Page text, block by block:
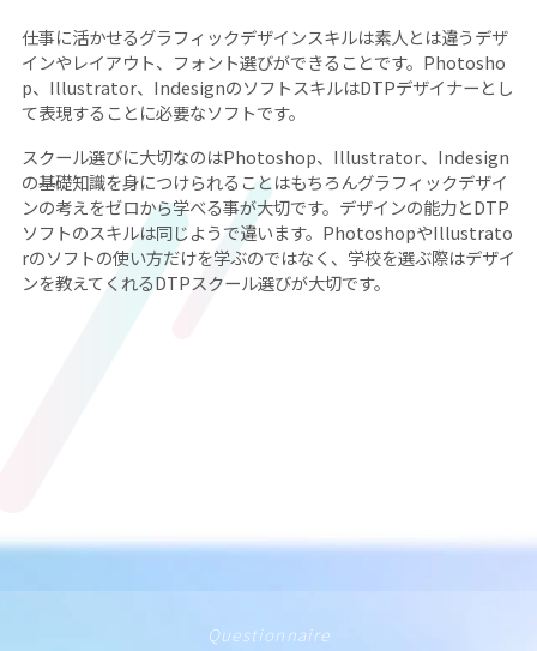
仕事に活かせるグラフィックデザインスキルは素人とは違うデザ
インやレイアウト、フォント選びができることです。Photosho
p、Illustrator、IndesignのソフトスキルはDTPデザイナーとし
て表現することに必要なソフトです。
スクール選びに大切なのはPhotoshop、Illustrator、Indesign
の基礎知識を身につけられることはもちろんグラフィックデザイ
ンの考えをゼロから学べる事が大切です。デザインの能力とDTP
ソフトのスキルは同じようで違います。PhotoshopやIllustrato
rのソフトの使い方だけを学ぶのではなく、学校を選ぶ際はデザイ
ンを教えてくれるDTPスクール選びが大切です。
Questionnaire